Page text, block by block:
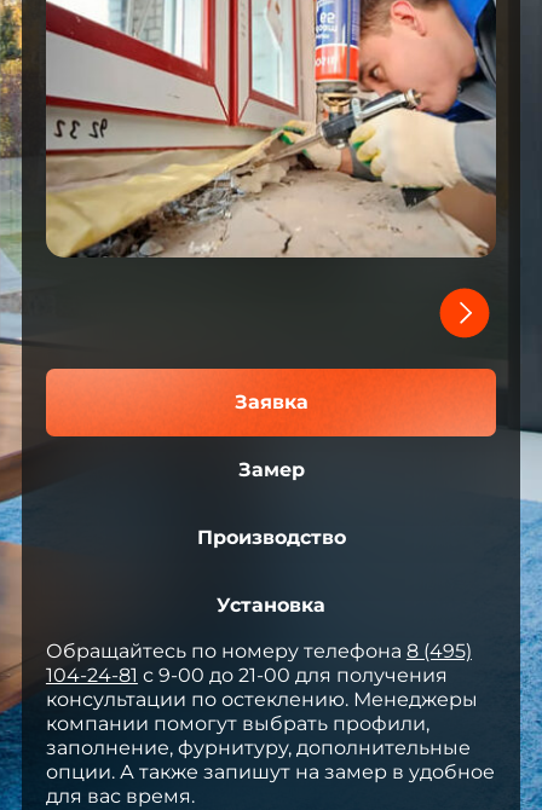
Заявка
Замер
Производство
Установка
Обращайтесь по номеру телефона 8 (495)
104-24-81 с 9-00 до 21-00 для получения
консультации по остеклению. Менеджеры
компании помогут выбрать профили,
заполнение, фурнитуру, дополнительные
опции. А также запишут на замер в удобное
для вас время.